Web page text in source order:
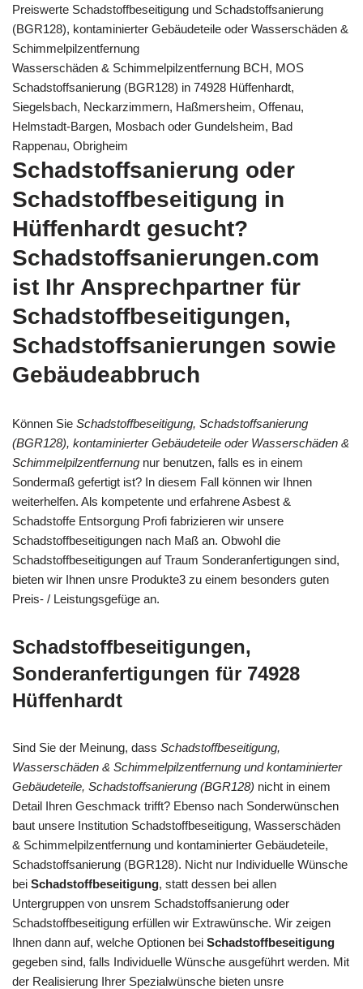
Preiswerte Schadstoffbeseitigung und Schadstoffsanierung
(BGR128), kontaminierter Gebäudeteile oder Wasserschäden &
Schimmelpilzentfernung
Wasserschäden & Schimmelpilzentfernung BCH, MOS
Schadstoffsanierung (BGR128) in 74928 Hüffenhardt,
Siegelsbach, Neckarzimmern, Haßmersheim, Offenau,
Helmstadt-Bargen, Mosbach oder Gundelsheim, Bad
Rappenau, Obrigheim
Schadstoffsanierung oder
Schadstoffbeseitigung in
Hüffenhardt gesucht?
Schadstoffsanierungen.com
ist Ihr Ansprechpartner für
Schadstoffbeseitigungen,
Schadstoffsanierungen sowie
Gebäudeabbruch
Können Sie Schadstoffbeseitigung, Schadstoffsanierung
(BGR128), kontaminierter Gebäudeteile oder Wasserschäden &
Schimmelpilzentfernung nur benutzen, falls es in einem
Sondermaß gefertigt ist? In diesem Fall können wir Ihnen
weiterhelfen. Als kompetente und erfahrene Asbest &
Schadstoffe Entsorgung Profi fabrizieren wir unsere
Schadstoffbeseitigungen nach Maß an. Obwohl die
Schadstoffbeseitigungen auf Traum Sonderanfertigungen sind,
bieten wir Ihnen unsre Produkte3 zu einem besonders guten
Preis- / Leistungsgefüge an.
Schadstoffbeseitigungen,
Sonderanfertigungen für 74928
Hüffenhardt
Sind Sie der Meinung, dass Schadstoffbeseitigung,
Wasserschäden & Schimmelpilzentfernung und kontaminierter
Gebäudeteile, Schadstoffsanierung (BGR128) nicht in einem
Detail Ihren Geschmack trifft? Ebenso nach Sonderwünschen
baut unsere Institution Schadstoffbeseitigung, Wasserschäden
& Schimmelpilzentfernung und kontaminierter Gebäudeteile,
Schadstoffsanierung (BGR128). Nicht nur Individuelle Wünsche
bei Schadstoffbeseitigung, statt dessen bei allen
Untergruppen von unsrem Schadstoffsanierung oder
Schadstoffbeseitigung erfüllen wir Extrawünsche. Wir zeigen
Ihnen dann auf, welche Optionen bei Schadstoffbeseitigung
gegeben sind, falls Individuelle Wünsche ausgeführt werden. Mit
der Realisierung Ihrer Spezialwünsche bieten unsre